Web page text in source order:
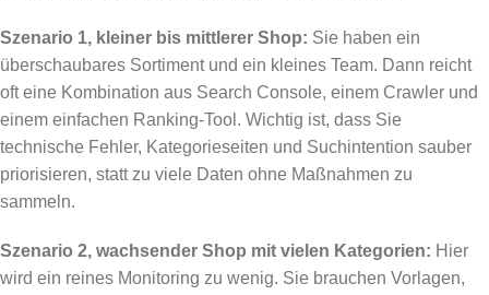
Szenario 1, kleiner bis mittlerer Shop: Sie haben ein
überschaubares Sortiment und ein kleines Team. Dann reicht
oft eine Kombination aus Search Console, einem Crawler und
einem einfachen Ranking-Tool. Wichtig ist, dass Sie
technische Fehler, Kategorieseiten und Suchintention sauber
priorisieren, statt zu viele Daten ohne Maßnahmen zu
sammeln.
Szenario 2, wachsender Shop mit vielen Kategorien: Hier
wird ein reines Monitoring zu wenig. Sie brauchen Vorlagen,